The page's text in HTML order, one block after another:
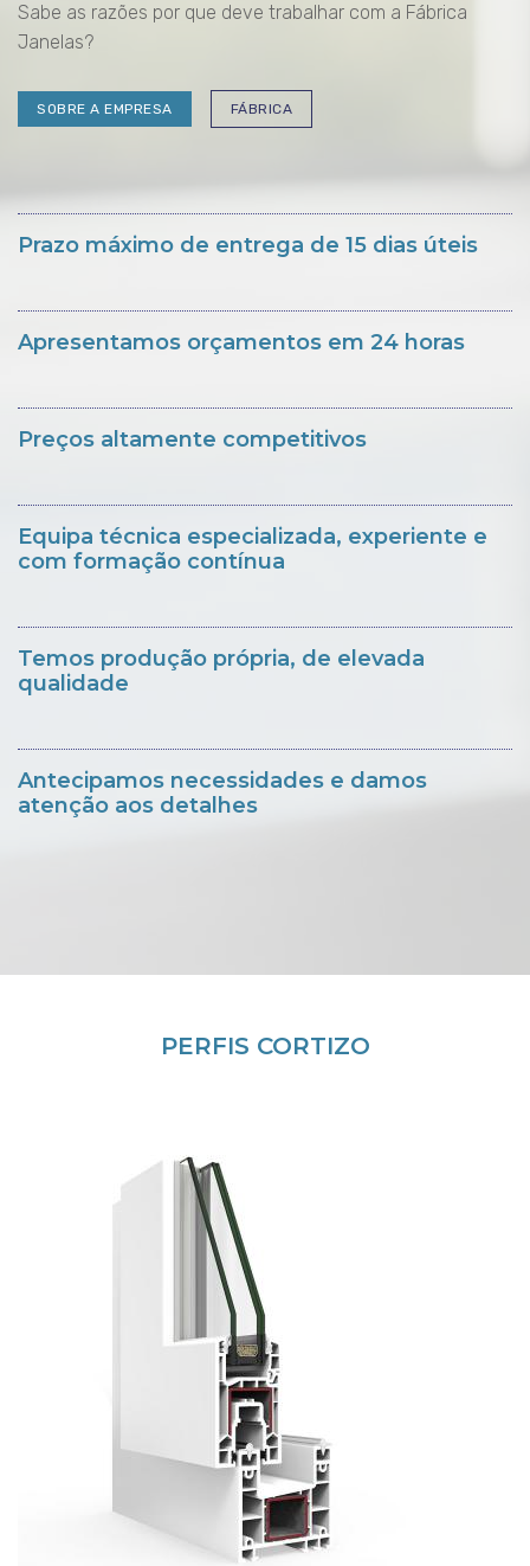
Sabe as razões por que deve trabalhar com a Fábrica
Janelas?
SOBRE A EMPRESA FÁBRICA
Prazo máximo de entrega de 15 dias úteis
Apresentamos orçamentos em 24 horas
Preços altamente competitivos
Equipa técnica especializada, experiente e
com formação contínua
Temos produção própria, de elevada
qualidade
Antecipamos necessidades e damos
atenção aos detalhes
PERFIS CORTIZO